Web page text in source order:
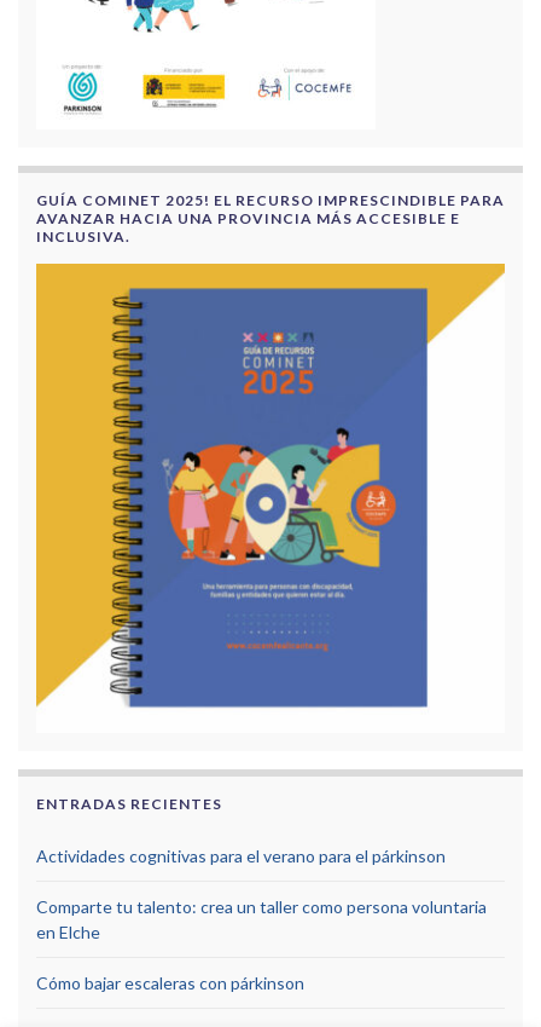
GUÍA COMINET 2025! EL RECURSO IMPRESCINDIBLE PARA
AVANZAR HACIA UNA PROVINCIA MÁS ACCESIBLE E
INCLUSIVA.
ENTRADAS RECIENTES
Actividades cognitivas para el verano para el párkinson
Comparte tu talento: crea un taller como persona voluntaria
en Elche
Cómo bajar escaleras con párkinson